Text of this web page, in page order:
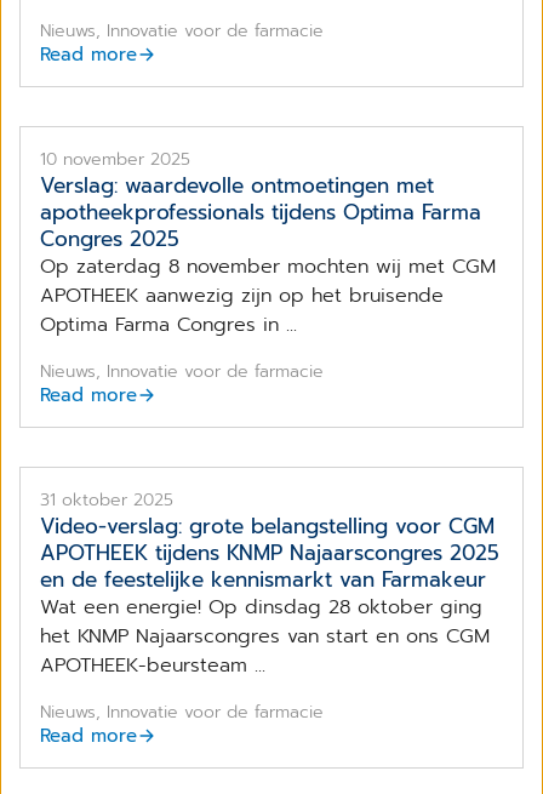
Nieuws, Innovatie voor de farmacie
Read more
10 november 2025
Verslag: waardevolle ontmoetingen met
apotheekprofessionals tijdens Optima Farma
Congres 2025
Op zaterdag 8 november mochten wij met CGM
APOTHEEK aanwezig zijn op het bruisende
Optima Farma Congres in ...
Nieuws, Innovatie voor de farmacie
Read more
31 oktober 2025
Video-verslag: grote belangstelling voor CGM
APOTHEEK tijdens KNMP Najaarscongres 2025
en de feestelijke kennismarkt van Farmakeur
Wat een energie! Op dinsdag 28 oktober ging
het KNMP Najaarscongres van start en ons CGM
APOTHEEK-beursteam ...
Nieuws, Innovatie voor de farmacie
Read more